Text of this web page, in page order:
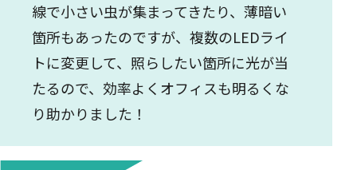
線で小さい虫が集まってきたり、薄暗い
箇所もあったのですが、複数のLEDライ
トに変更して、照らしたい箇所に光が当
たるので、効率よくオフィスも明るくな
り助かりました！